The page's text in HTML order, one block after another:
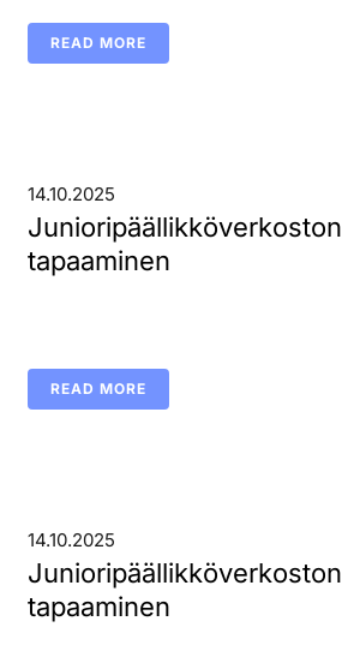
READ MORE
14.10.2025
Junioripäällikköverkoston
tapaaminen
READ MORE
14.10.2025
Junioripäällikköverkoston
tapaaminen